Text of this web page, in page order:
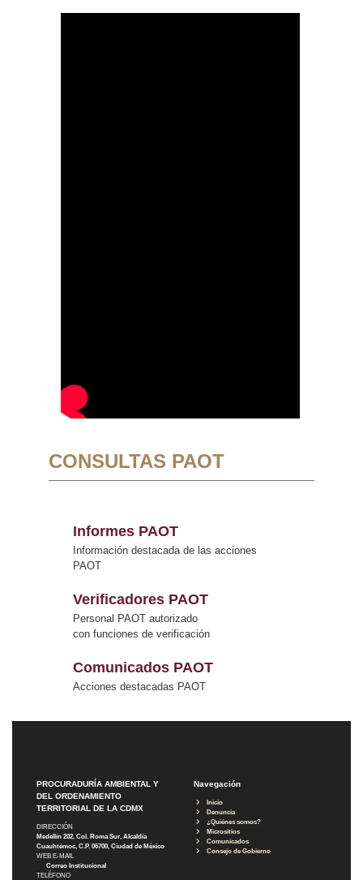
CONSULTAS PAOT
Informes PAOT
Información destacada de las acciones
PAOT
Verificadores PAOT
Personal PAOT autorizado
con funciones de verificación
Comunicados PAOT
Acciones destacadas PAOT
PROCURADURÍA AMBIENTAL Y
DEL ORDENAMIENTO
TERRITORIAL DE LA CDMX
DIRECCIÓN
Medellín 202, Col. Roma Sur, Alcaldía
Cuauhtémoc, C.P. 06700, Ciudad de México
WEB E-MAIL
Correo Institucional
TELÉFONO
Navegación
Inicio
Denuncia
¿Quiénes somos?
Micrositios
Comunicados
Consejo de Gobierno